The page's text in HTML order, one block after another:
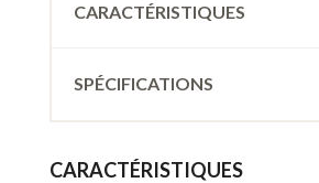
CARACTÉRISTIQUES
SPÉCIFICATIONS
CARACTÉRISTIQUES